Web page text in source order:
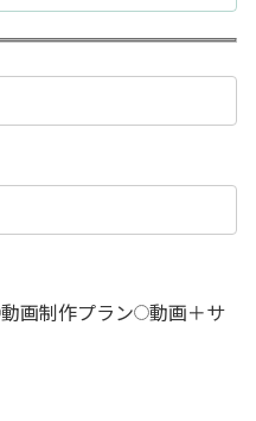
動画制作プラン 動画＋サ